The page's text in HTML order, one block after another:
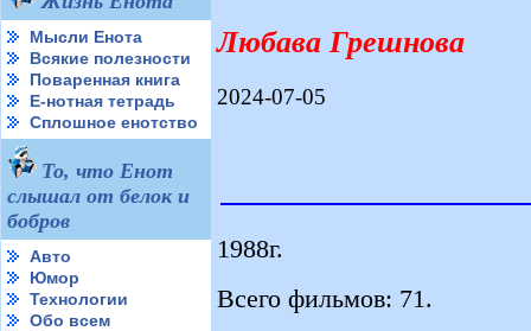
Мысли Енота
Всякие полезности
Поваренная книга
Е-нотная тетрадь
Сплошное енотство
То, что Енот
слышал от белок и
бобров
Авто
Юмор
Технологии
Обо всем
Любава Грешнова
2024-07-05
1988г.
Всего фильмов: 71.